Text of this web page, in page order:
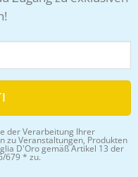
der Verarbeitung Ihrer
zu Veranstaltungen, Produkten
D'Oro gemäß Artikel 13 der
679 * zu.